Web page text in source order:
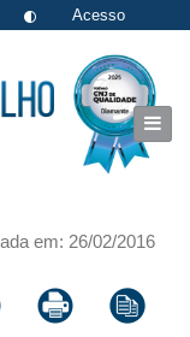
Acesso
em: 26/02/2016
via telegram
via email
Imprimir a página
Copiar